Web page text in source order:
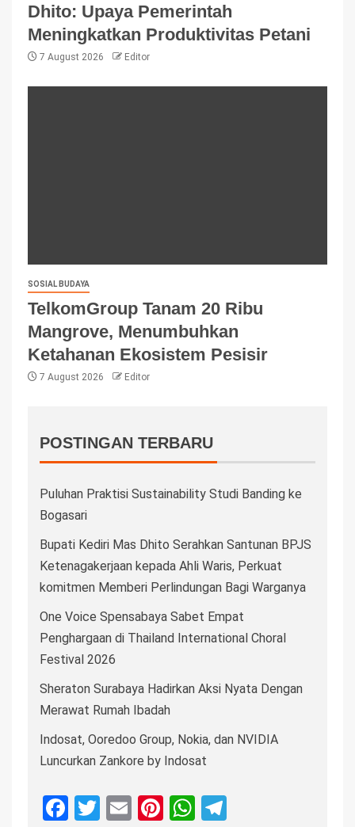
Dhito: Upaya Pemerintah
Meningkatkan Produktivitas Petani
7 August 2026 Editor
SOSIAL BUDAYA
TelkomGroup Tanam 20 Ribu
Mangrove, Menumbuhkan
Ketahanan Ekosistem Pesisir
7 August 2026 Editor
POSTINGAN TERBARU
Puluhan Praktisi Sustainability Studi Banding ke
Bogasari
Bupati Kediri Mas Dhito Serahkan Santunan BPJS
Ketenagakerjaan kepada Ahli Waris, Perkuat
komitmen Memberi Perlindungan Bagi Warganya
One Voice Spensabaya Sabet Empat
Penghargaan di Thailand International Choral
Festival 2026
Sheraton Surabaya Hadirkan Aksi Nyata Dengan
Merawat Rumah Ibadah
Indosat, Ooredoo Group, Nokia, dan NVIDIA
Luncurkan Zankore by Indosat
Facebook
Twitter
EmailPinterest
WhatsApp